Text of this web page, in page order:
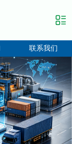
联系我们